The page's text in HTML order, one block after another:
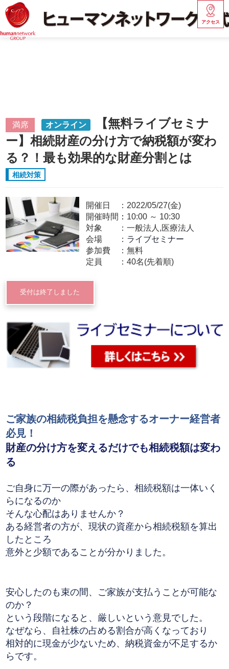
アクセス
満席 オンライン
【無料ライブセミナ
ー】相続財産の分け方で納税額が変わ
る？！最も効果的な財産分割とは
相続対策
開催日
2022/05/27(金)
開催時間： 10:00～ 10:30
対象
一般法人,医療法人
会場
ライブセミナー
参加費
無料
定員
40名(先着順)
受付は終了しました
ご家族の相続税負担を懸念するオーナー経営者
必見！
財産の分け方を変えるだけでも相続税額は変わ
る
ご自身に万一の際があったら、相続税額は一体いく
らになるのか
そんな心配はありませんか？
ある経営者の方が、現状の資産から相続税額を算出
したところ
意外と少額であることが分かりました。
安心したのも束の間、ご家族が支払うことが可能な
のか？
という段階になると、厳しいという意見でした。
なぜなら、自社株の占める割合が高くなっており
相対的に現金が少ないため、納税資金が不足するか
らです。